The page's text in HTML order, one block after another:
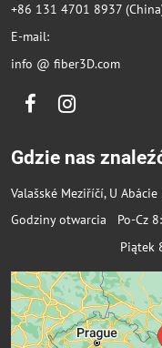
+86 131 4701 8937
E-mail:
info @ fiber3D.com
FacebookInstagram
Gdzie nas
Valašské Meziříčí, U
Godziny otwarcia Po-Cz
Piątek 8:00-